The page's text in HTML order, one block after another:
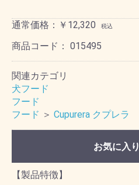
通常価格：￥12,320 税込
商品コード： 015495
関連カテゴリ
犬フード
フード
フード ＞ Cupurera クプレラ
お気に入
【製品特徴】